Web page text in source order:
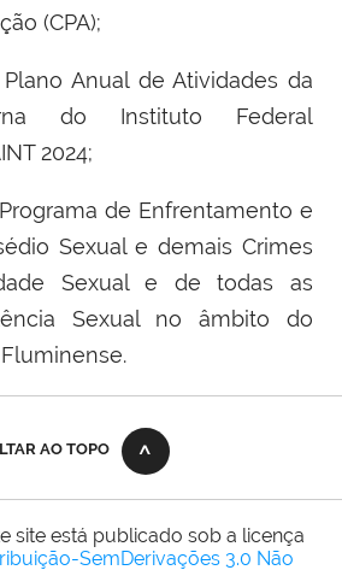
(CPA);
Anual de Atividades da
do Instituto Federal
2024;
de Enfrentamento e
Sexual e demais Crimes
Sexual e de todas as
Sexual no âmbito do
AO TOPO
site está publicado sob a licença
SemDerivações 3.0 Não